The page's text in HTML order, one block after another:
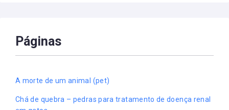
Páginas
A morte de um animal (pet)
Chá de quebra – pedras para tratamento de doença renal